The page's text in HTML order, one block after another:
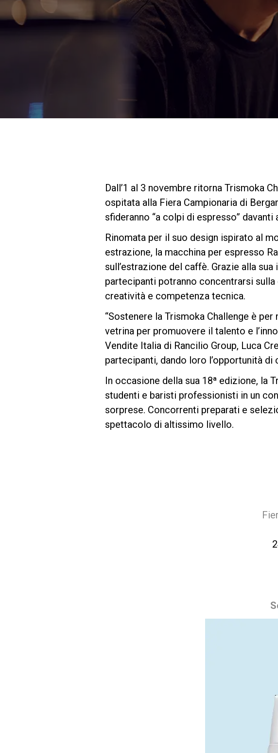
Dall’1 al 3 novembre ritorna Trismoka
ospitata alla Fiera Campionaria di
sfideranno “a colpi di espresso”
Rinomata per il suo design ispirato al
estrazione, la macchina per espresso
sull’estrazione del caffè. Grazie alla
partecipanti potranno concentrarsi
creatività e competenza tecnica.
“Sostenere la Trismoka Challenge è
vetrina per promuovere il talento e
Vendite Italia di Rancilio Group, Luca
partecipanti, dando loro l’opportunità
In occasione della sua 18ª edizione, la
studenti e baristi professionisti in un
sorprese. Concorrenti preparati e
spettacolo di altissimo livello.
Privacy